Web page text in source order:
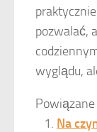
pozwalać,
wyglądu,
Na